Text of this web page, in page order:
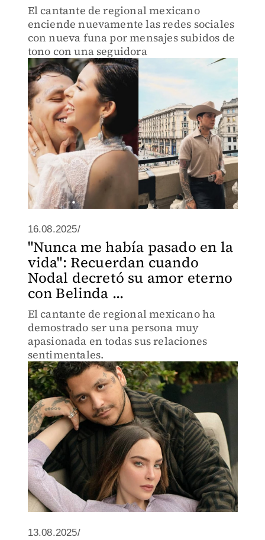
El cantante de regional mexicano
enciende nuevamente las redes sociales
con nueva funa por mensajes subidos de
tono con una seguidora
16.08.2025/
"Nunca me había pasado en la
vida": Recuerdan cuando
Nodal decretó su amor eterno
con Belinda ...
El cantante de regional mexicano ha
demostrado ser una persona muy
apasionada en todas sus relaciones
sentimentales.
13.08.2025/